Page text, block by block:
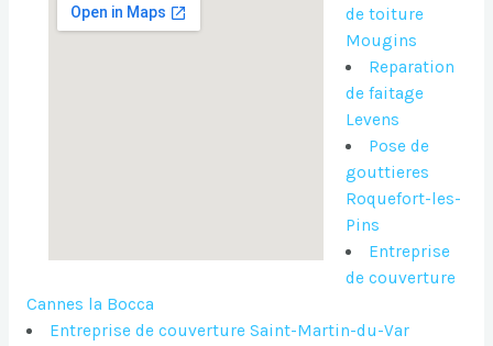
de toiture
Mougins
Reparation
de faitage
Levens
Pose de
gouttieres
Roquefort-les-
Pins
Entreprise
de couverture
Cannes la Bocca
Entreprise de couverture Saint-Martin-du-Var